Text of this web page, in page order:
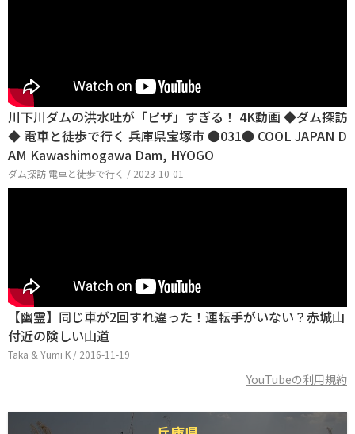
川下川ダムの洪水吐が「ピザ」すぎる！ 4K動画 ◆ダム探訪
◆ 電車と徒歩で行く 兵庫県宝塚市 ●031● COOL JAPAN D
AM Kawashimogawa Dam, HYOGO
ダム探訪 電車と徒歩で行く / 2023-10-01
【幽霊】同じ車が2回すれ違った！運転手がいない？赤城山
付近の険しい山道
Taka & Yumi K / 2016-11-19
YouTubeの利用規約